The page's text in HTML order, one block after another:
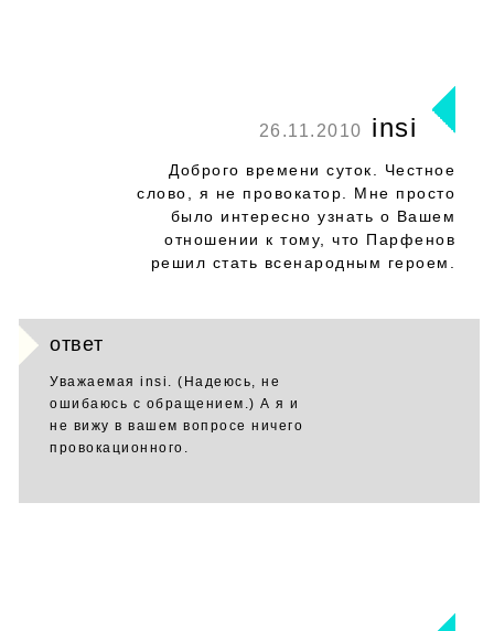
26.11.2010 insi
Доброго времени суток. Честное
слово, я не провокатор. Мне просто
было интересно узнать о Вашем
отношении к тому, что Парфенов
решил стать всенародным героем.
ответ
Уважаемая insi. (Надеюсь, не
ошибаюсь с обращением.) А я и
не вижу в вашем вопросе ничего
провокационного.